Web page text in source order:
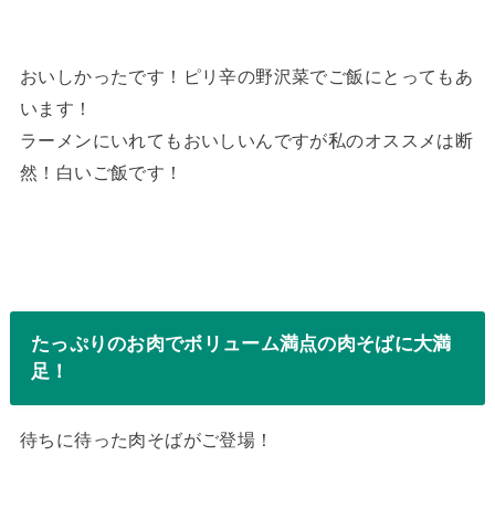
おいしかったです！ピリ辛の野沢菜でご飯にとってもあ
います！
ラーメンにいれてもおいしいんですが私のオススメは断
然！白いご飯です！
たっぷりのお肉でボリューム満点の肉そばに大満
足！
待ちに待った肉そばがご登場！